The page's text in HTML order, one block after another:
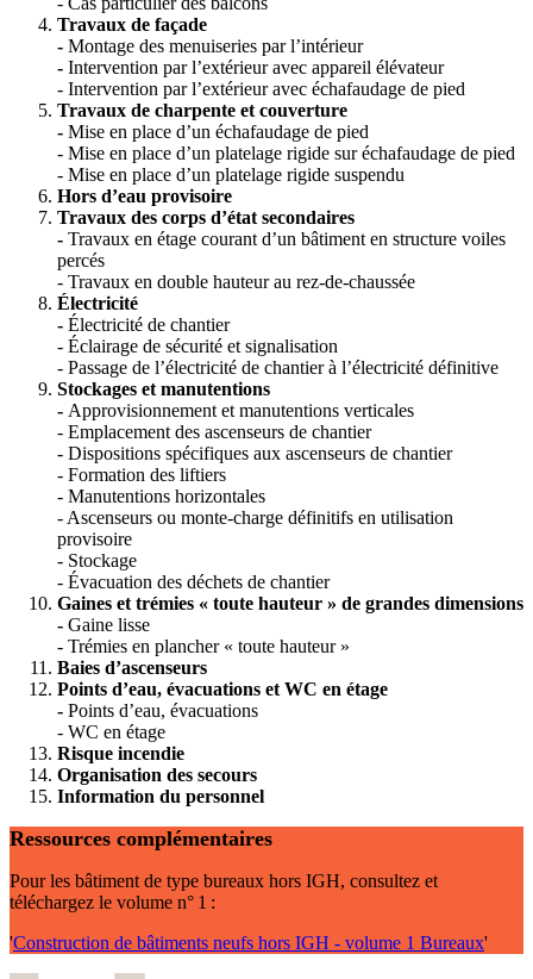
Travaux de façade
- Montage des menuiseries par l’intérieur
- Intervention par l’extérieur avec appareil élévateur
- Intervention par l’extérieur avec échafaudage de pied
Travaux de charpente et couverture
- Mise en place d’un échafaudage de pied
- Mise en place d’un platelage rigide sur échafaudage de pied
- Mise en place d’un platelage rigide suspendu
Hors d’eau provisoire
Travaux des corps d’état secondaires
- Travaux en étage courant d’un bâtiment en structure voiles
percés
- Travaux en double hauteur au rez-de-chaussée
Électricité
- Électricité de chantier
- Éclairage de sécurité et signalisation
- Passage de l’électricité de chantier à l’électricité définitive
Stockages et manutentions
- Approvisionnement et manutentions verticales
- Emplacement des ascenseurs de chantier
- Dispositions spécifiques aux ascenseurs de chantier
- Formation des liftiers
- Manutentions horizontales
- Ascenseurs ou monte-charge définitifs en utilisation
provisoire
- Stockage
- Évacuation des déchets de chantier
Gaines et trémies « toute hauteur » de grandes dimensions
- Gaine lisse
- Trémies en plancher « toute hauteur »
Baies d’ascenseurs
Points d’eau, évacuations et WC en étage
- Points d’eau, évacuations
- WC en étage
Risque incendie
Organisation des secours
Information du personnel
Ressources complémentaires
Pour les bâtiment de type bureaux hors IGH, consultez et
téléchargez le volume n° 1 :
'Construction de bâtiments neufs hors IGH - volume 1 Bureaux'